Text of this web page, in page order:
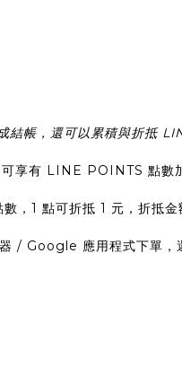
結帳，還可以累積與折抵
享有 LINE POINTS 點數加
1 點可折抵 1 元，折抵金
/ Google 應用程式下單，